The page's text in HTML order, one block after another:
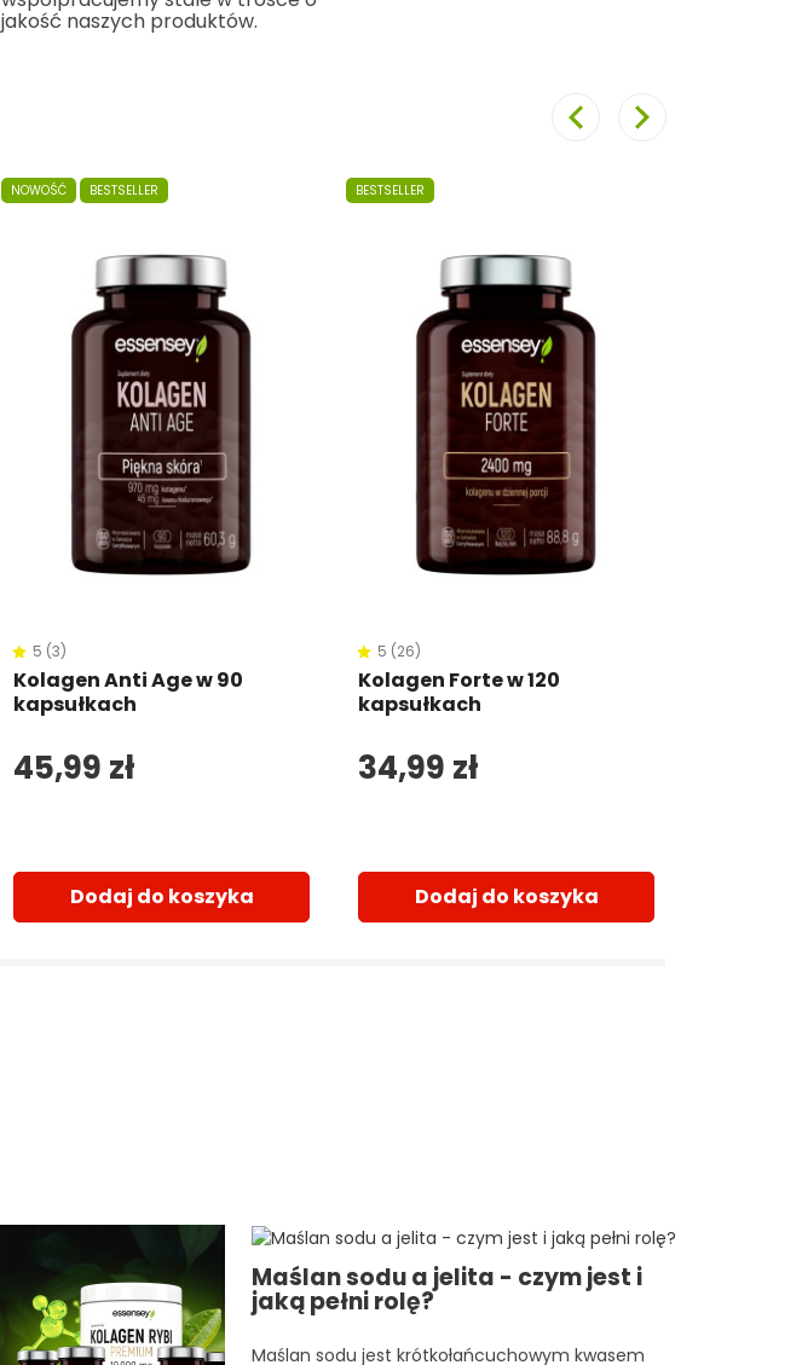
jakość naszych produktów.
PoprzedniNastępny
NOWOŚĆ BESTSELLER
5 (3)
Kolagen Anti Age w 90
kapsułkach
45,99 zł
Dodaj do koszyka
BESTSELLER
5 (26)
Kolagen Forte w 120
kapsułkach
34,99 zł
Dodaj do koszyka
Maślan sodu a jelita - czym jest i
jaką pełni rolę?
Maślan sodu jest krótkołańcuchowym kwasem